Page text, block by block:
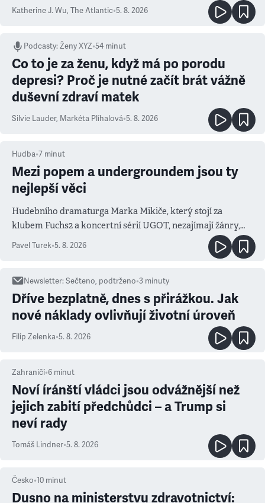
Katherine J. Wu, The Atlantic•5. 8. 2026
Podcasty:Ženy XYZ•54 minut
Co to je za ženu, když má po porodu
depresi? Proč je nutné začít brát vážně
duševní zdraví matek
Silvie Lauder, Markéta Plíhalová•5. 8. 2026
Hudba•7 minut
Mezi popem a undergroundem jsou ty
nejlepší věci
Hudebního dramaturga Marka Mikiče, který stojí za
klubem Fuchs2 a koncertní sérií UGOT, nezajímají žánry,
ale atmosféra
Pavel Turek•5. 8. 2026
Newsletter:Sečteno, podtrženo•3 minuty
Dříve bezplatně, dnes s přirážkou. Jak
nové náklady ovlivňují životní úroveň
Filip Zelenka•5. 8. 2026
Zahraničí•6 minut
Noví íránští vládci jsou odvážnější než
jejich zabití předchůdci – a Trump si
neví rady
Tomáš Lindner•5. 8. 2026
Česko•10 minut
Dusno na ministerstvu zdravotnictví: